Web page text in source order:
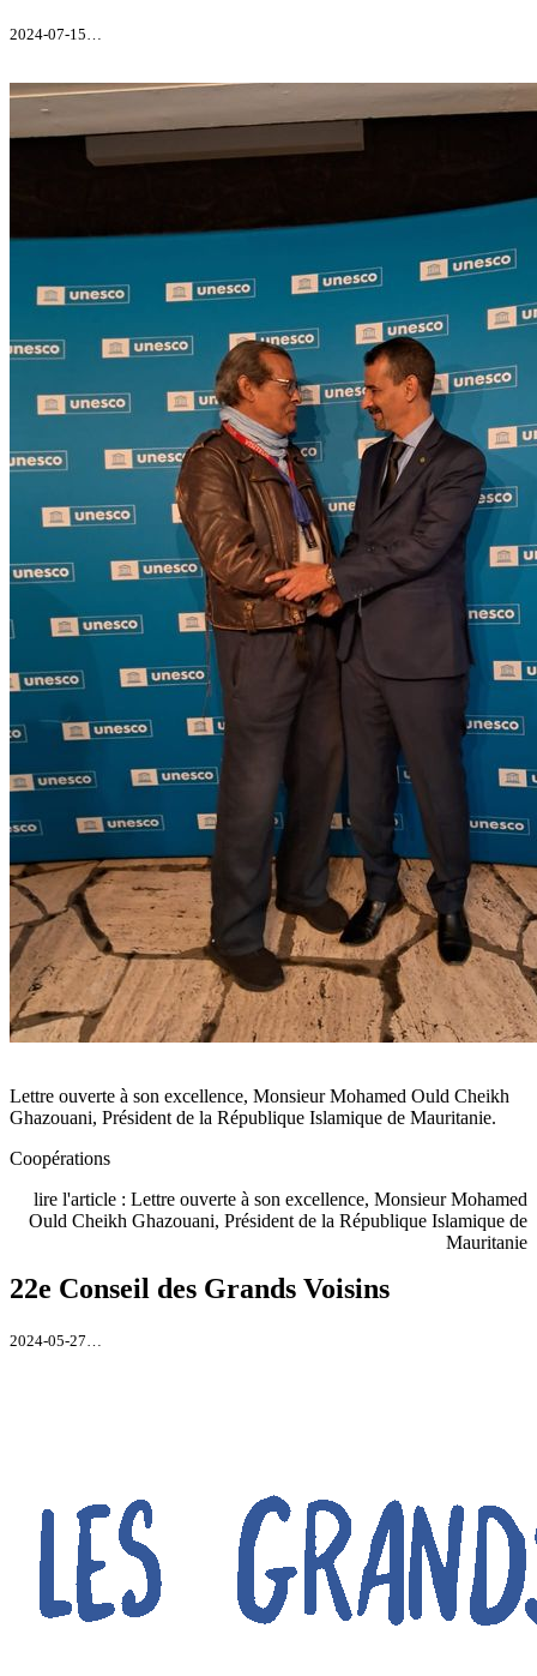
2024-07-15…
Lettre ouverte à son excellence, Monsieur Mohamed Ould Cheikh
Ghazouani, Président de la République Islamique de Mauritanie.
Coopérations
lire l'article : Lettre ouverte à son excellence, Monsieur Mohamed
Ould Cheikh Ghazouani, Président de la République Islamique de
Mauritanie
22e Conseil des Grands Voisins
2024-05-27…